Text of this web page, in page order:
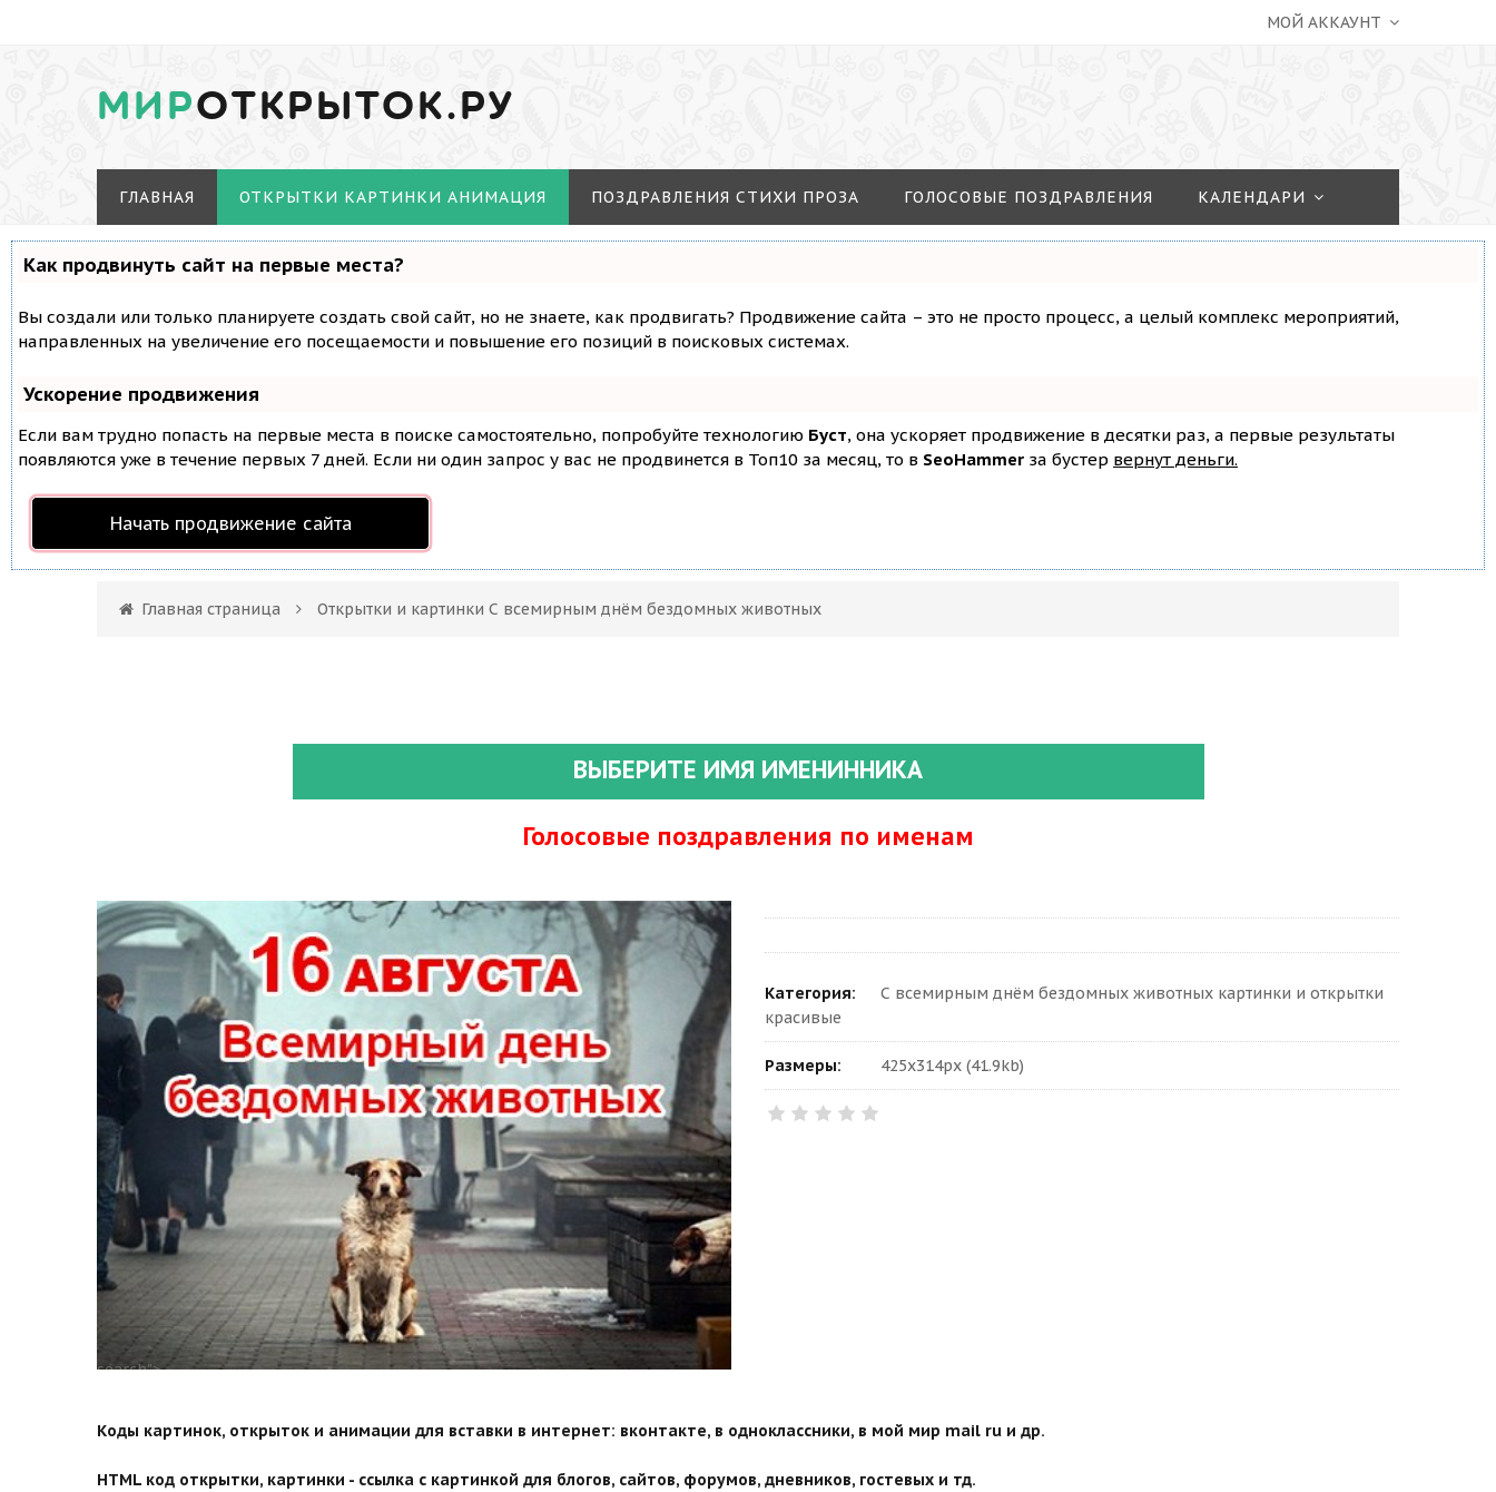
МОЙ АККАУНТ
МИРОТКРЫТОК.РУ
ГЛАВНАЯ ОТКРЫТКИ КАРТИНКИ АНИМАЦИЯ ПОЗДРАВЛЕНИЯ СТИХИ ПРОЗА ГОЛОСОВЫЕ ПОЗДРАВЛЕНИЯ КАЛЕНДАРИ
Как продвинуть сайт на первые места?
Вы создали или только планируете создать свой сайт, но не знаете, как продвигать? Продвижение сайта – это не просто процесс, а целый комплекс мероприятий,
направленных на увеличение его посещаемости и повышение его позиций в поисковых системах.
Ускорение продвижения
Если вам трудно попасть на первые места в поиске самостоятельно, попробуйте технологию Буст, она ускоряет продвижение в десятки раз, а первые результаты
появляются уже в течение первых 7 дней. Если ни один запрос у вас не продвинется в Топ10 за месяц, то в SeoHammer за бустер вернут деньги.
Начать продвижение сайта
Главная страница Открытки и картинки С всемирным днём бездомных животных
ВЫБЕРИТЕ ИМЯ ИМЕНИННИКА
Голосовые поздравления по именам
search">
Категория:
С всемирным днём бездомных животных картинки и открытки
красивые
Размеры: 425x314px (41.9kb)
Коды картинок, открыток и анимации для вставки в интернет: вконтакте, в одноклассники, в мой мир mail ru и др.
HTML код открытки, картинки - ссылка с картинкой для блогов, сайтов, форумов, дневников, гостевых и тд.